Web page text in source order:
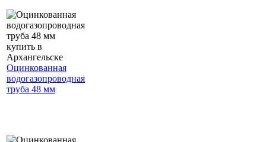
Оцинкованная
водогазопроводная
труба 48 мм